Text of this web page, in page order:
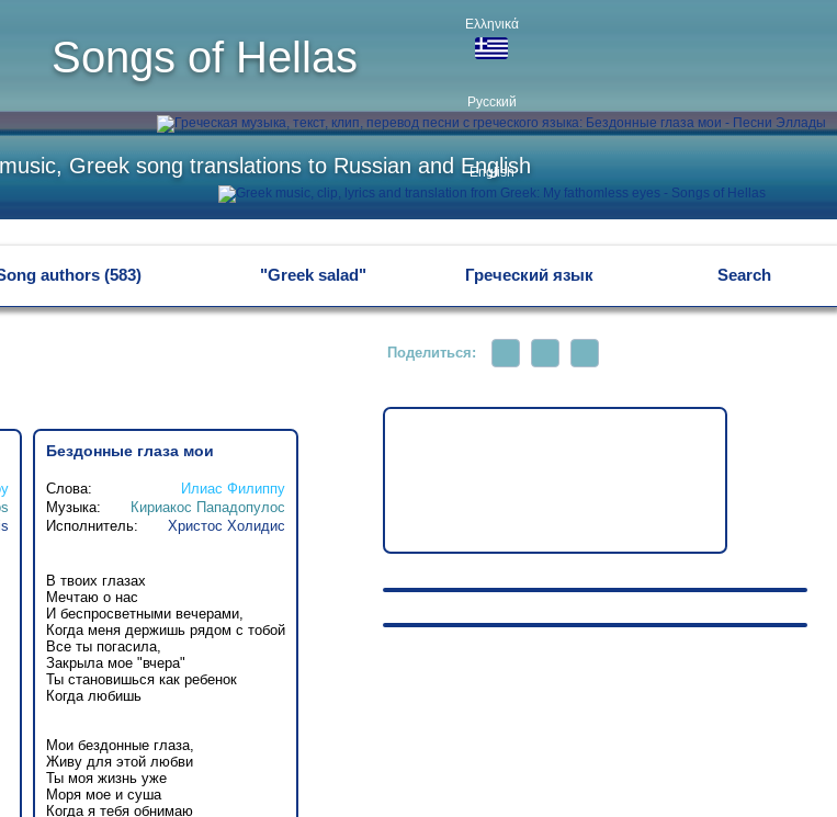
Songs of Hellas
Greek song translations to Russian and English
Ελληνικά
Русский
English
authors (583) "Greek salad" Греческий язык Search
Бездонные глаза мои
Слова:
Илиас Филиппу
Музыка:
Кириакос Пападопулос
Исполнитель:
Христос Холидис
В твоих глазах
Мечтаю о нас
И беспросветными вечерами,
Когда меня держишь рядом с тобой
Все ты погасила,
Закрыла мое "вчера"
Ты становишься как ребенок
Когда любишь
Мои бездонные глаза,
Живу для этой любви
Ты моя жизнь уже
Моря мое и суша
Когда я тебя обнимаю
Поделиться: